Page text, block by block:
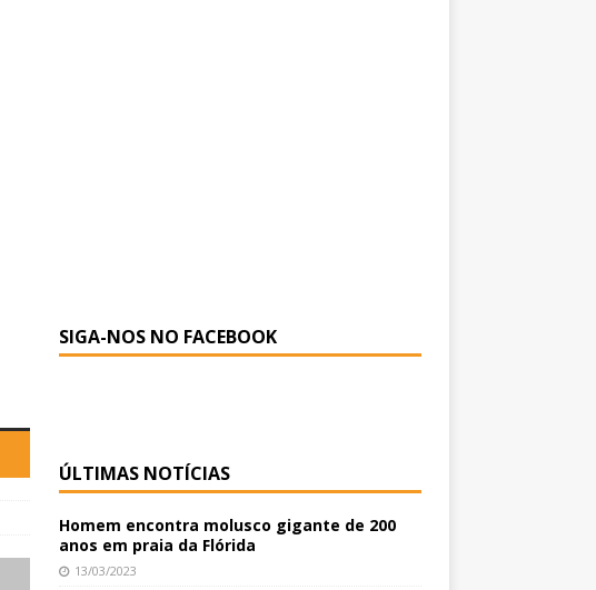
SIGA-NOS NO FACEBOOK
ÚLTIMAS NOTÍCIAS
Homem encontra molusco gigante de 200
anos em praia da Flórida
13/03/2023